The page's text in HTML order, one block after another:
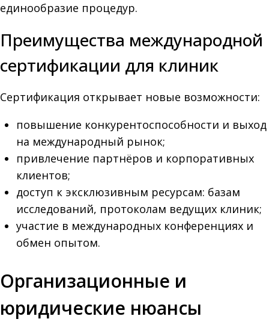
единообразие процедур.
Преимущества международной
сертификации для клиник
Сертификация открывает новые возможности:
повышение конкурентоспособности и выход
на международный рынок;
привлечение партнёров и корпоративных
клиентов;
доступ к эксклюзивным ресурсам: базам
исследований, протоколам ведущих клиник;
участие в международных конференциях и
обмен опытом.
Организационные и
юридические нюансы